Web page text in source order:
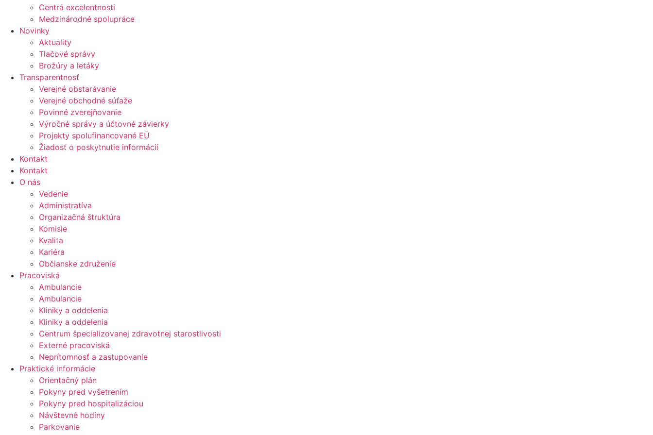
Centrá excelentnosti
Medzinárodné spolupráce
Novinky
Aktuality
Tlačové správy
Brožúry a letáky
Transparentnosť
Verejné obstarávanie
Verejné obchodné súťaže
Povinné zverejňovanie
Výročné správy a účtovné závierky
Projekty spolufinancované EÚ
Žiadosť o poskytnutie informácií
Kontakt
Kontakt
O nás
Vedenie
Administratíva
Organizačná štruktúra
Komisie
Kvalita
Kariéra
Občianske združenie
Pracoviská
Ambulancie
Ambulancie
Kliniky a oddelenia
Kliniky a oddelenia
Centrum špecializovanej zdravotnej starostlivosti
Externé pracoviská
Neprítomnosť a zastupovanie
Praktické informácie
Orientačný plán
Pokyny pred vyšetrením
Pokyny pred hospitalizáciou
Návštevné hodiny
Parkovanie